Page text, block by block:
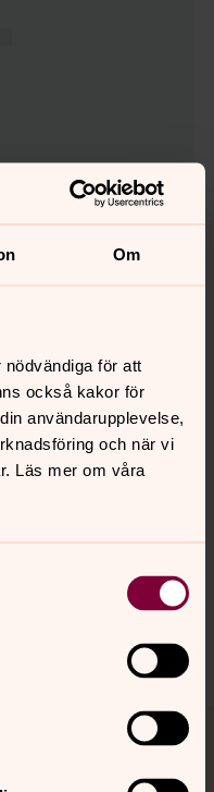
Om
för att
också kakor för
användarupplevelse,
och när vi
Läs mer om våra